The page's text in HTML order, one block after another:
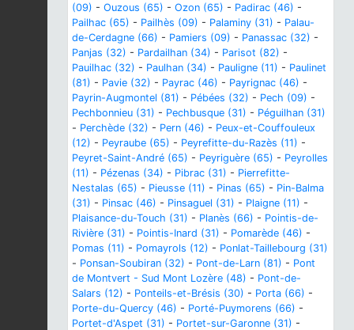
(09) - Ouzous (65) - Ozon (65) - Padirac (46) -
Pailhac (65) - Pailhès (09) - Palaminy (31) - Palau-
de-Cerdagne (66) - Pamiers (09) - Panassac (32) -
Panjas (32) - Pardailhan (34) - Parisot (82) -
Pauilhac (32) - Paulhan (34) - Pauligne (11) - Paulinet
(81) - Pavie (32) - Payrac (46) - Payrignac (46) -
Payrin-Augmontel (81) - Pébées (32) - Pech (09) -
Pechbonnieu (31) - Pechbusque (31) - Péguilhan (31)
- Perchède (32) - Pern (46) - Peux-et-Couffouleux
(12) - Peyraube (65) - Peyrefitte-du-Razès (11) -
Peyret-Saint-André (65) - Peyriguère (65) - Peyrolles
(11) - Pézenas (34) - Pibrac (31) - Pierrefitte-
Nestalas (65) - Pieusse (11) - Pinas (65) - Pin-Balma
(31) - Pinsac (46) - Pinsaguel (31) - Plaigne (11) -
Plaisance-du-Touch (31) - Planès (66) - Pointis-de-
Rivière (31) - Pointis-Inard (31) - Pomarède (46) -
Pomas (11) - Pomayrols (12) - Ponlat-Taillebourg (31)
- Ponsan-Soubiran (32) - Pont-de-Larn (81) - Pont
de Montvert - Sud Mont Lozère (48) - Pont-de-
Salars (12) - Ponteils-et-Brésis (30) - Porta (66) -
Porte-du-Quercy (46) - Porté-Puymorens (66) -
Portet-d'Aspet (31) - Portet-sur-Garonne (31) -